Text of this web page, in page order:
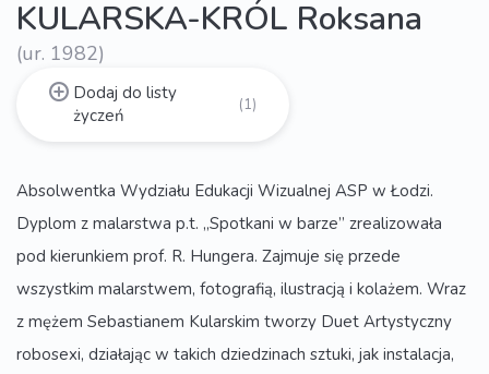
KULARSKA-KRÓL Roksana
(ur. 1982)
Dodaj do listy
życzeń
(1)
Absolwentka Wydziału Edukacji Wizualnej ASP w Łodzi.
Dyplom z malarstwa p.t. „Spotkani w barze” zrealizowała
pod kierunkiem prof. R. Hungera. Zajmuje się przede
wszystkim malarstwem, fotografią, ilustracją i kolażem. Wraz
z mężem Sebastianem Kularskim tworzy Duet Artystyczny
robosexi, działając w takich dziedzinach sztuki, jak instalacja,